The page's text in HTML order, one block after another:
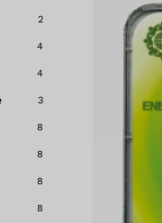
2
4
4
3
8
8
8
8